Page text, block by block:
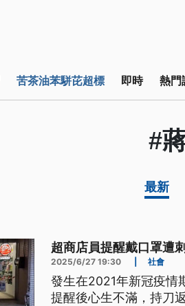
苦茶油苯駢芘超標 即時 熱門
#
最新
超商店員提醒戴口罩遭
2025/6/27 19:30 社會
發生在2021年新冠疫情
提醒後心生不滿，持刀